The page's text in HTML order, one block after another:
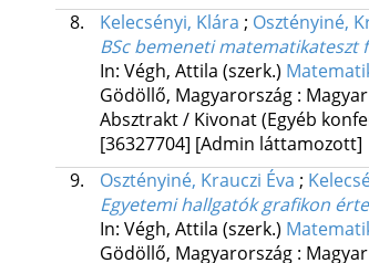
8.
Kelecsényi, Klára ; Osztényiné,
BSc bemeneti matematikateszt
In: Végh, Attila (szerk.)
Gödöllő, Magyarország :
Absztrakt / Kivonat (Egyéb
[36327704] [Admin láttamozott]
9.
Osztényiné, Krauczi Éva ;
Egyetemi hallgatók grafikon
In: Végh, Attila (szerk.)
Gödöllő, Magyarország :